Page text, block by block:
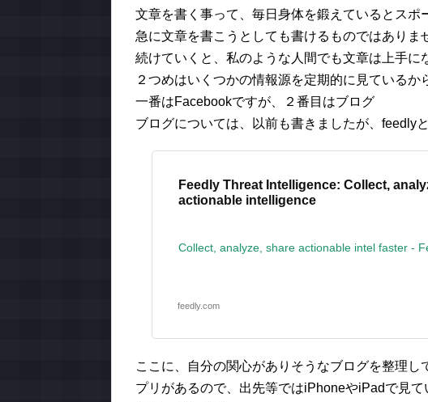
文章を書く事って、毎日身体を鍛えているとスポ
急に文章を書こうとしても書けるものではありま
続けていくと、私のような人間でも文章は上手に
２つめはいくつかの情報源を定期的に見ているか
一番はFacebookですが、２番目はブログ
ブログについては、以前も書きましたが、feedly
Feedly Threat Intelligence: Collect,
actionable intelligence
Collect, analyze, share actionable intel faster -
feedly.com
ここに、自分の関心がありそうなブログを整理
プリがあるので、出先等ではiPhoneやiPadで見